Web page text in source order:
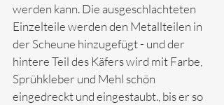
werden kann. Die ausgeschlachteten
Einzelteile werden den Metallteilen in
der Scheune hinzugefügt - und der
hintere Teil des Käfers wird mit Farbe,
Sprühkleber und Mehl schön
eingedreckt und eingestaubt., bis er so